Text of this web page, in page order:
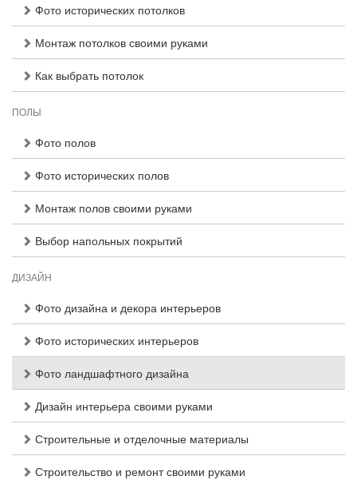
Фото исторических потолков
Монтаж потолков своими руками
Как выбрать потолок
ПОЛЫ
Фото полов
Фото исторических полов
Монтаж полов своими руками
Выбор напольных покрытий
ДИЗАЙН
Фото дизайна и декора интерьеров
Фото исторических интерьеров
Фото ландшафтного дизайна
Дизайн интерьера своими руками
Строительные и отделочные материалы
Строительство и ремонт своими руками